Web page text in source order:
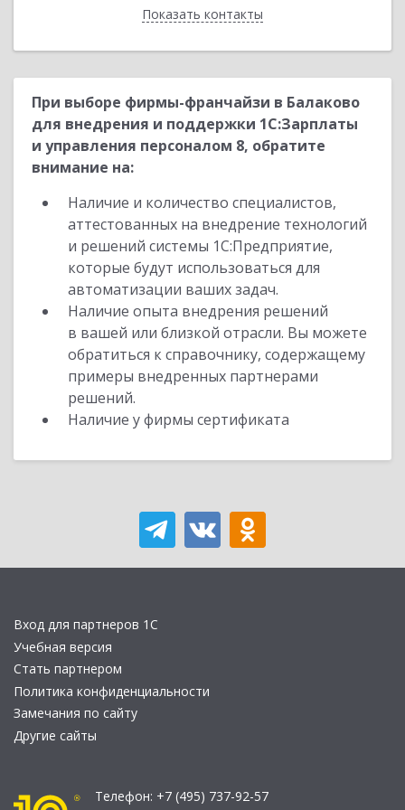
Показать контакты
Назад
При выборе фирмы-франчайзи в Балаково
для внедрения и поддержки 1С:Зарплаты
и управления персоналом 8, обратите
внимание на:
Наличие и количество специалистов,
аттестованных на внедрение технологий
и решений системы 1С:Предприятие,
которые будут использоваться для
автоматизации ваших задач.
Наличие опыта внедрения решений
в вашей или близкой отрасли. Вы можете
обратиться к справочнику, содержащему
примеры внедренных партнерами
решений.
Наличие у фирмы сертификата
Вход для партнеров 1С
Учебная версия
Стать партнером
Политика конфиденциальности
Замечания по сайту
Другие сайты
Телефон: +7 (495) 737-92-57